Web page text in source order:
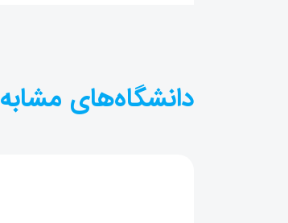
دانشگاه‌های مشابه